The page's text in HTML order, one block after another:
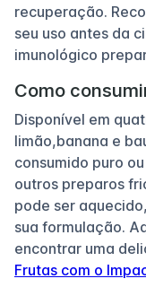
recuperação.
seu uso antes da
imunológico
Como
Disponível em
limão,banana e
consumido puro
outros preparos
pode ser
sua formulação.
encontrar uma
Frutas com o